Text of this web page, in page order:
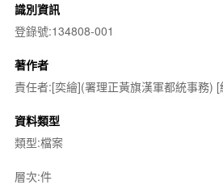
識別資訊
登錄號:134808-001
著作者
責任者:[奕繪](署理正黃旗漢軍都統事務)
資料類型
類型:檔案
層次:件